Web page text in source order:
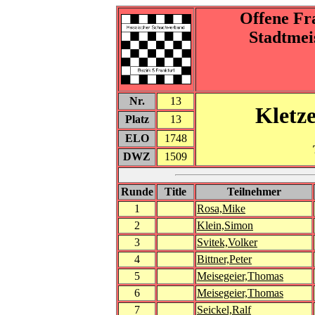
Offene
Nr. 13
Platz
13
ELO
1748
DWZ
1509
Runde Title
Teilnehmer
1
Rosa,Mike
2
Klein,Simon
3
Svitek,Volker
4
Bittner,Peter
5
Meisegeier,Thomas
6
Meisegeier,Thomas
7
Seickel,Ralf